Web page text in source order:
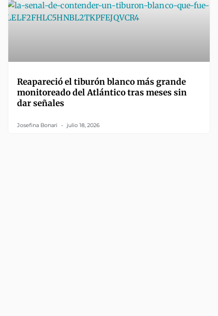
Reapareció el tiburón blanco más grande
monitoreado del Atlántico tras meses sin
dar señales
Josefina Bonari julio 18, 2026